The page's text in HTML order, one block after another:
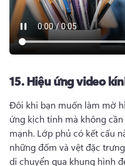
15.Hiệu ứng video
Đôi khi bạn muốn làm mờ
ứng kịch tính mà không
mạnh. Lớp phủ có kết cấu
những đốm và vệt đặc
di chuyển qua khung hình